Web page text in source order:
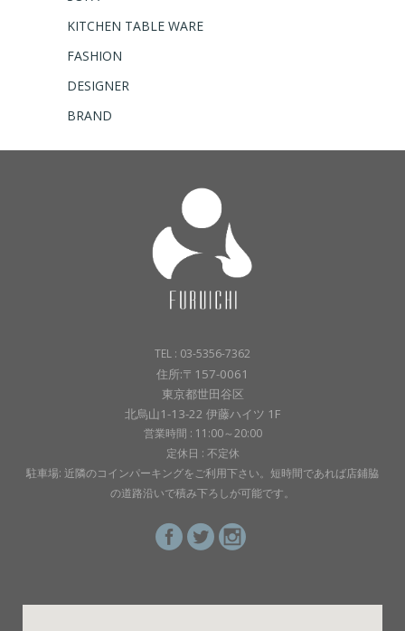
KITCHEN TABLE WARE
FASHION
DESIGNER
BRAND
TEL : 03-5356-7362
住所:〒157-0061
東京都世田谷区
北烏山1-13-22 伊藤ハイツ 1F
営業時間 : 11:00～20:00
定休日 : 不定休
駐車場: 近隣のコインパーキングをご利用下さい。短時間であれば店鋪脇
の道路沿いで積み下ろしが可能です。